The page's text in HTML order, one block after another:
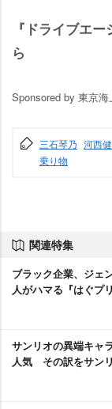
『ドライブエ
ら
Sponsored by 東京
三石琴乃 河西
乗り物
関連特集
ブラック企業、ジェ
人がハマる『はぐプ
サンリオの異端キャ
人気 その訳をサン